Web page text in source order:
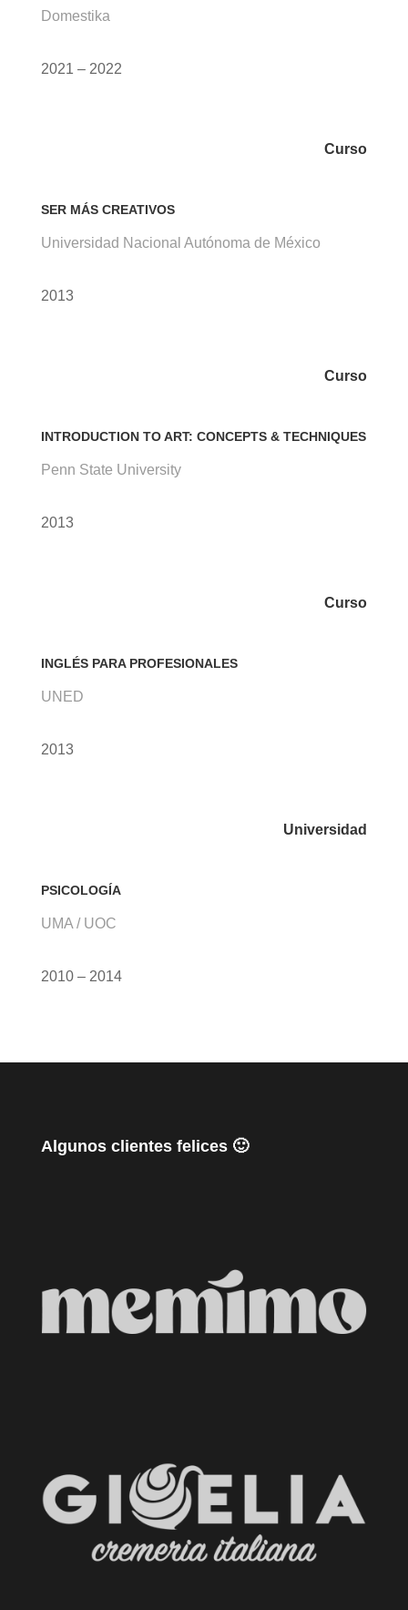
Domestika
2021 – 2022
Curso
SER MÁS CREATIVOS
Universidad Nacional Autónoma de México
2013
Curso
INTRODUCTION TO ART: CONCEPTS & TECHNIQUES
Penn State University
2013
Curso
INGLÉS PARA PROFESIONALES
UNED
2013
Universidad
PSICOLOGÍA
UMA / UOC
2010 – 2014
Algunos clientes felices 🙂